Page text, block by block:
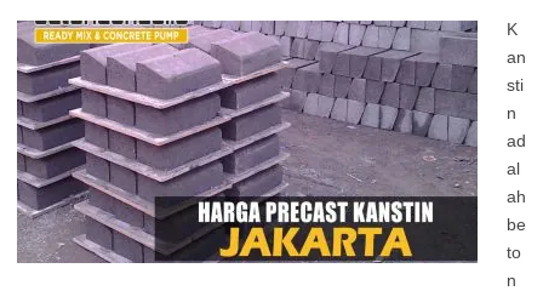
K
an
sti
n
ad
al
ah
be
to
n